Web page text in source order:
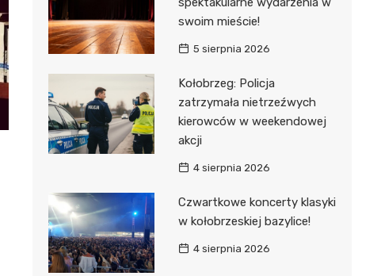
swoim mieście!
5 sierpnia 2026
Kołobrzeg: Policja
zatrzymała nietrzeźwych
kierowców w weekendowej
akcji
4 sierpnia 2026
Czwartkowe koncerty klasyki
w kołobrzeskiej bazylice!
4 sierpnia 2026